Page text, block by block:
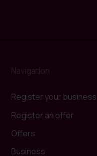
Navigation
Register your business
Register an offer
Offers
Business